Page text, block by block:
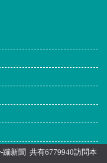
新聞 共有6779940訪問本